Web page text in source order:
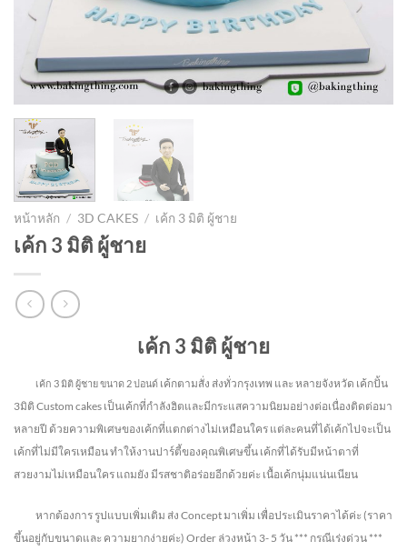
หน้าหลัก / 3D CAKES / เค้ก 3 มิติ ผู้ชาย
เค้ก 3 มิติ ผู้ชาย
เค้ก 3 มิติ ผู้ชาย
เค้ก 3 มิติ ผู้ชายขนาด 2 ปอนด์ เค้กตามสั่ง ส่งทั่วกรุงเทพ และ หลายจังหวัด เค้กปั้น
3มิติ Custom cakes เป็นเค้กที่กำลังฮิตและมีกระแสความนิยมอย่างต่อเนื่องติดต่อมา
หลายปี ด้วยความพิเศษของเค้กที่แตกต่างไม่เหมือนใคร แต่ละคนที่ได้เค้กไปจะเป็น
เค้กที่ไม่มีใครเหมือน ทำให้งานปาร์ตี้ของคุณพิเศษขึ้น เค้กที่ได้รับมีหน้าตาที่
สวยงามไม่เหมือนใคร แถมยัง มีรสชาติอร่อยอีกด้วยค่ะ เนื้อเค้กนุ่มแน่นเนียน
หากต้องการ รูปแบบเพิ่มเติม ส่ง Concept มาเพิ่ม เพื่อประเมินราคาได้ค่ะ (ราคา
ขึ้นอยู่กับขนาดและ ความยากง่ายค่ะ) Order ล่วงหน้า 3- 5 วัน *** กรณีเร่งด่วน ***